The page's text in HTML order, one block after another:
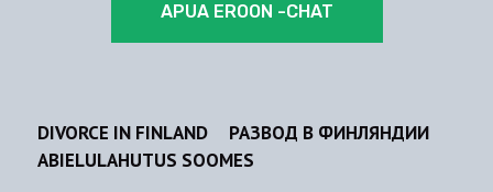
APUA EROON -CHAT
DIVORCE IN FINLAND
РАЗВОД В ФИНЛЯНДИИ
ABIELULAHUTUS SOOMES